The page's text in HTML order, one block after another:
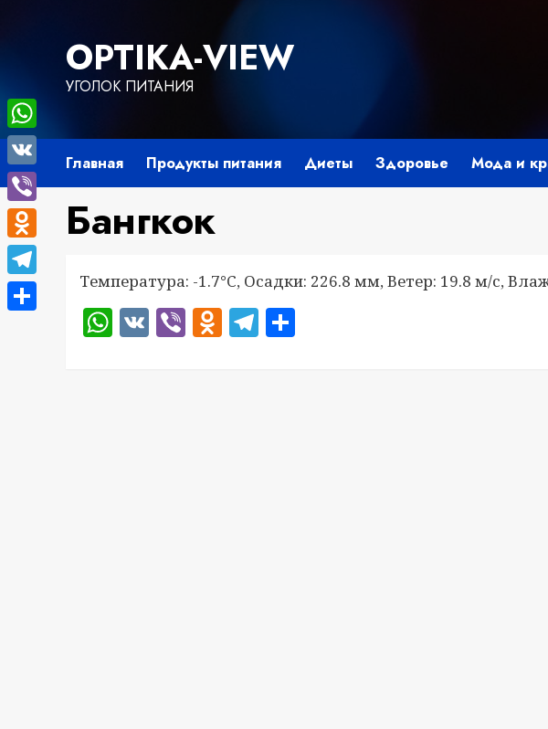
содержимомуOPTIKA-VIEW
УГОЛОК ПИТАНИЯ
Главная Продукты питания Диеты Здоровье Мода и
Бангкок
Температура: -1.7°C, Осадки: 226.8 мм, Ветер: 19.8 м/с,
WhatsApp
VKViberOdnoklassniki
Telegram
WhatsApp
VK
Viber
Odnoklassniki
Telegram
Отправить